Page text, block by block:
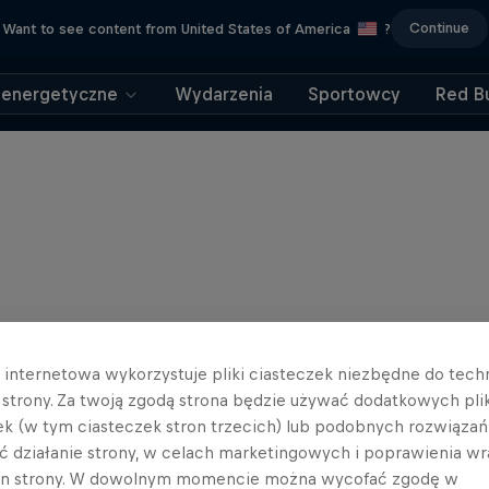
Want to see content from United States of America ? Continue
Wydarzenia Sportowcy Red
internetowa wykorzystuje pliki ciasteczek niezbędne do
strony. Za twoją zgodą strona będzie używać dodatkowych
(w tym ciasteczek stron trzecich) lub podobnych
działanie strony, w celach marketingowych i poprawienia
strony. W dowolnym momencie można wycofać zgodę w